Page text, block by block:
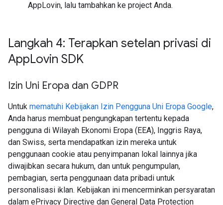
AppLovin, lalu tambahkan ke project Anda.
Langkah 4: Terapkan setelan privasi di
AppLovin SDK
Izin Uni Eropa dan GDPR
Untuk mematuhi Kebijakan Izin Pengguna Uni Eropa Google,
Anda harus membuat pengungkapan tertentu kepada
pengguna di Wilayah Ekonomi Eropa (EEA), Inggris Raya,
dan Swiss, serta mendapatkan izin mereka untuk
penggunaan cookie atau penyimpanan lokal lainnya jika
diwajibkan secara hukum, dan untuk pengumpulan,
pembagian, serta penggunaan data pribadi untuk
personalisasi iklan. Kebijakan ini mencerminkan persyaratan
dalam ePrivacy Directive dan General Data Protection